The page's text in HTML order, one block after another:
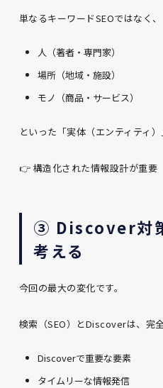
単なるキーワードSEOではなく、
人（著者・専門家）
場所（地域・施設）
モノ（商品・サービス）
といった「実体（エンティティ
👉 構造化された情報設計が重要
③ Discover対
考える
今回の最大の変化です。
検索（SEO）とDiscoverは、完
Discoverで重要な要素
タイムリーな情報発信